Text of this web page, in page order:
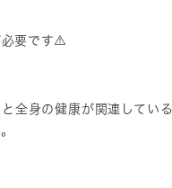
必要です⚠️
全身の健康が関連してい